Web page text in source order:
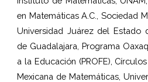
en Matemáticas A.C., Sociedad
Universidad Juárez del Estado
de Guadalajara, Programa
a la Educación (PROFE),
Mexicana de Matemáticas,